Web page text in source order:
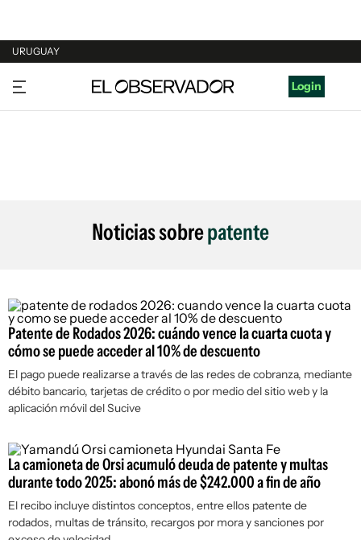
URUGUAY
URUGUAY
ARGENTINA
Login
Noticias sobrepatente
Patente de Rodados 2026: cuándo vence la cuarta cuota y
cómo se puede acceder al 10% de descuento
El pago puede realizarse a través de las redes de cobranza, mediante
débito bancario, tarjetas de crédito o por medio del sitio web y la
aplicación móvil del Sucive
La camioneta de Orsi acumuló deuda de patente y multas
durante todo 2025: abonó más de $242.000 a fin de año
El recibo incluye distintos conceptos, entre ellos patente de
rodados, multas de tránsito, recargos por mora y sanciones por